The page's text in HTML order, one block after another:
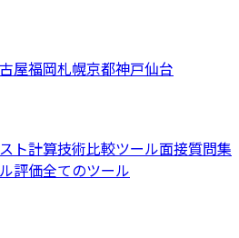
屋福岡札幌京都神戸仙台
ト計算技術比較ツール面接質問集
評価全てのツール